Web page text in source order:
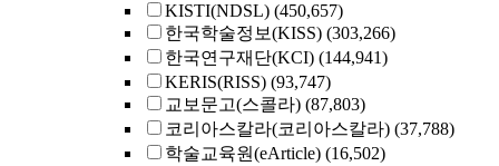
KISTI(NDSL) (450,657)
한국학술정보(KISS) (303,266)
한국연구재단(KCI) (144,941)
KERIS(RISS) (93,747)
교보문고(스콜라) (87,803)
코리아스칼라(코리아스칼라) (37,788)
학술교육원(eArticle) (16,502)